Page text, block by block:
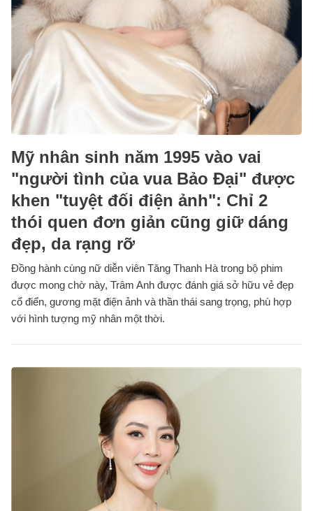
Mỹ nhân sinh năm 1995 vào vai
"người tình của vua Bảo Đại" được
khen "tuyệt đối điện ảnh": Chỉ 2
thói quen đơn giản cũng giữ dáng
đẹp, da rạng rỡ
Đồng hành cùng nữ diễn viên Tăng Thanh Hà trong bộ phim
được mong chờ này, Trâm Anh được đánh giá sở hữu vẻ đẹp
cổ điển, gương mặt điện ảnh và thần thái sang trọng, phù hợp
với hình tượng mỹ nhân một thời.